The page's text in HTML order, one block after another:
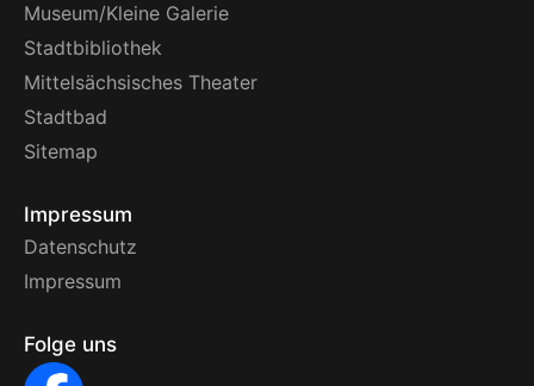
Museum/Kleine Galerie
Stadtbibliothek
Mittelsächsisches Theater
Stadtbad
Sitemap
Impressum
Datenschutz
Impressum
Folge uns